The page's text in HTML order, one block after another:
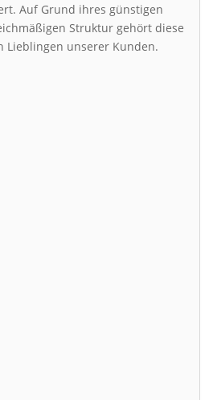
Auf Grund ihres günstigen
Struktur gehört diese
Lieblingen unserer Kunden.